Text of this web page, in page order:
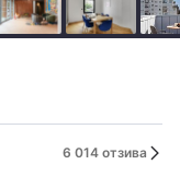
6 014 отзива